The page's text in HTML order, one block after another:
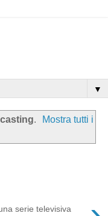
▼
casting.
Mostra tutti i
serie televisiva